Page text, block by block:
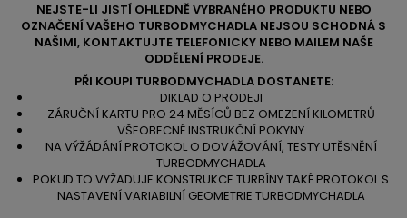
NEJSTE-LI JISTÍ OHLEDNĚ VYBRANÉHO PRODUKTU NEBO
OZNAČENÍ VAŠEHO TURBODMYCHADLA NEJSOU SCHODNÁ S
NAŠIMI, KONTAKTUJTE TELEFONICKY NEBO MAILEM NAŠE
ODDĚLENÍ PRODEJE.
PŘI KOUPI TURBODMYCHADLA DOSTANETE:
DIKLAD O PRODEJI
ZÁRUČNÍ KARTU PRO 24 MĚSÍCŮ BEZ OMEZENÍ KILOMETRŮ
VŠEOBECNÉ INSTRUKČNÍ POKYNY
NA VÝŽÁDÁNÍ PROTOKOL O DOVÁŽOVÁNÍ, TESTY UTĚSNĚNÍ
TURBODMYCHADLA
POKUD TO VYŽADUJE KONSTRUKCE TURBÍNY TAKÉ PROTOKOL S
NASTAVENÍ VARIABILNÍ GEOMETRIE TURBODMYCHADLA